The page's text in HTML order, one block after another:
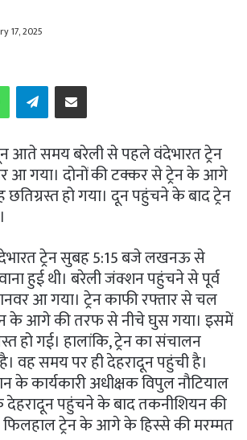
17, 2025
WhatsAppTelegramShare via Email
समय बरेली से पहले वंदेभारत ट्रेन
गया। दोनों की टक्कर से ट्रेन के आगे
छतिग्रस्त हो गया। दून पहुंचने के बाद ट्रेन
ट्रेन सुबह 5:15 बजे लखनऊ से
हुई थी। बरेली जंक्शन पहुंचने से पूर्व
आ गया। ट्रेन काफी रफ्तार से चल
के आगे की तरफ से नीचे घुस गया। इसमें
हो गई। हालांकि, ट्रेन का संचालन
वह समय पर ही देहरादून पहुंची है।
के कार्यकारी अधीक्षक विपुल नौटियाल
देहरादून पहुंचने के बाद तकनीशियन की
फिलहाल ट्रेन के आगे के हिस्से की मरम्मत